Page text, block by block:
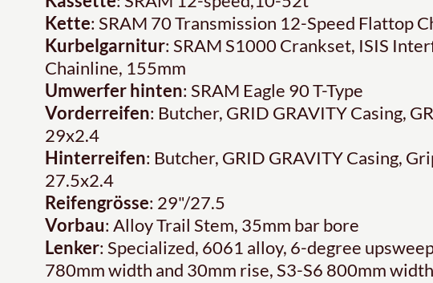
Kette: SRAM 70 Transmission 12-Speed Flattop
Kurbelgarnitur: SRAM S1000 Crankset, ISIS
Chainline, 155mm
Umwerfer hinten: SRAM Eagle 90 T-Type
Vorderreifen: Butcher, GRID GRAVITY Casing,
29x2.4
Hinterreifen: Butcher, GRID GRAVITY Casing,
27.5x2.4
Reifengrösse: 29"/27.5
Vorbau: Alloy Trail Stem, 35mm bar bore
Lenker: Specialized, 6061 alloy, 6-degree
780mm width and 30mm rise, S3-S6 800mm